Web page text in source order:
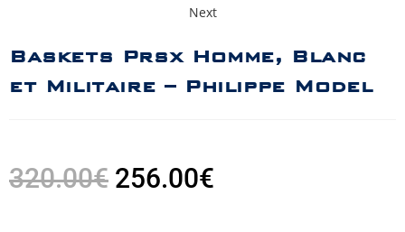
Next
Baskets Prsx Homme, Blanc
et Militaire – Philippe Model
320.00€ 256.00€